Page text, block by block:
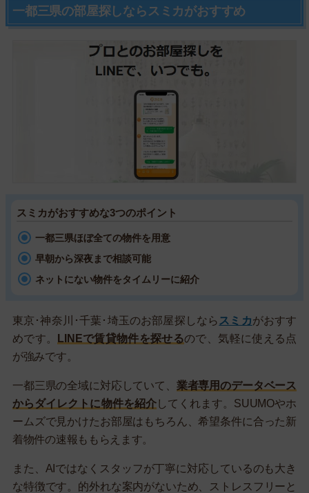
一都三県の部屋探しならスミカがおすすめ
スミカがおすすめな3つのポイント
一都三県ほぼ全ての物件を用意
早朝から深夜まで相談可能
ネットにない物件をタイムリーに紹介
東京･神奈川･千葉･埼玉のお部屋探しなら スミカがおすす
めです。
LINEで賃貸物件を探せるので、気軽に使える点
が強みです。
一都三県の全域に対応していて、 業者専用のデータベース
からダイレクトに物件を紹介してくれます。SUUMOやホ
ームズで見かけたお部屋はもちろん、希望条件に合った新
着物件の速報ももらえます。
また、AIではなくスタッフが丁寧に対応しているのも大き
な特徴です。的外れな案内がないため、ストレスフリーと